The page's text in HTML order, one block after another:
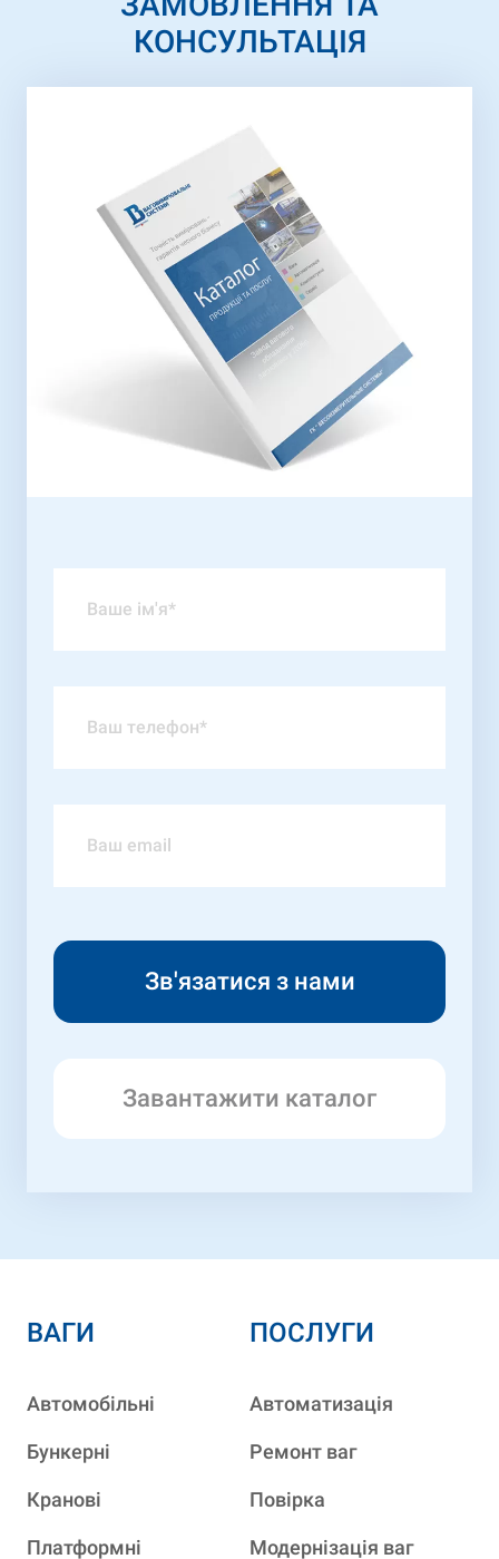
КОНСУЛЬТАЦІЯ
Завантажити каталог
ВАГИ
Автомобільні
Бункерні
Кранові
Платформні
ПОСЛУГИ
Автоматизація
Ремонт ваг
Повірка
Модернізація ваг